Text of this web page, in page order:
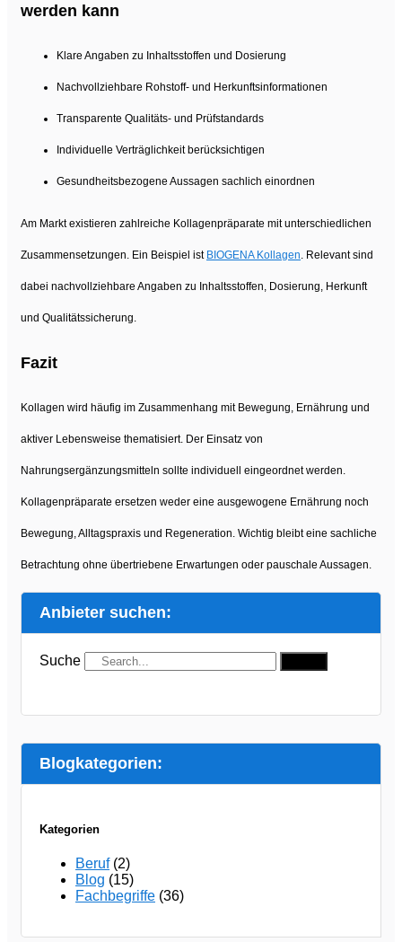
werden kann
Klare Angaben zu Inhaltsstoffen und Dosierung
Nachvollziehbare Rohstoff- und Herkunftsinformationen
Transparente Qualitäts- und Prüfstandards
Individuelle Verträglichkeit berücksichtigen
Gesundheitsbezogene Aussagen sachlich einordnen
Am Markt existieren zahlreiche Kollagenpräparate mit unterschiedlichen
Zusammensetzungen. Ein Beispiel ist BIOGENA Kollagen . Relevant sind
dabei nachvollziehbare Angaben zu Inhaltsstoffen, Dosierung, Herkunft
und Qualitätssicherung.
Fazit
Kollagen wird häufig im Zusammenhang mit Bewegung, Ernährung und
aktiver Lebensweise thematisiert. Der Einsatz von
Nahrungsergänzungsmitteln sollte individuell eingeordnet werden.
Kollagenpräparate ersetzen weder eine ausgewogene Ernährung noch
Bewegung, Alltagspraxis und Regeneration. Wichtig bleibt eine sachliche
Betrachtung ohne übertriebene Erwartungen oder pauschale Aussagen.
Anbieter suchen:
Suche
Blogkategorien:
Kategorien
Beruf(2)
Blog (15)
Fachbegriffe (36)